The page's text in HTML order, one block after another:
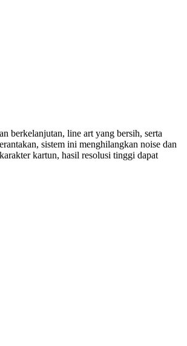
berkelanjutan, line art yang bersih, serta
sistem ini menghilangkan noise dan
kartun, hasil resolusi tinggi dapat